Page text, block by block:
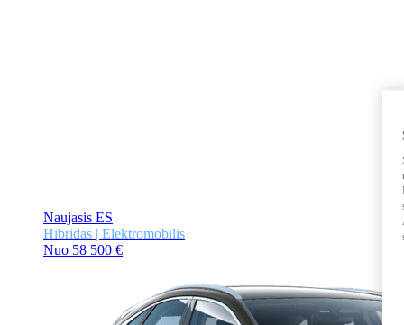
Naujasis ES
Hibridas | Elektromobilis
Nuo 58 500 €